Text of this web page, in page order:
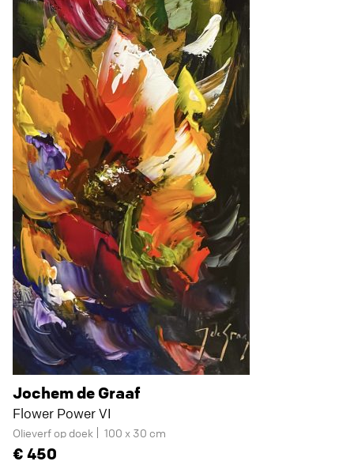
Jochem de Graaf
Flower Power VI
Olieverf op doek 100 x 30 cm
450